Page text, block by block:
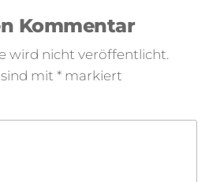
Kommentar
wird nicht veröffentlicht.
mit * markiert